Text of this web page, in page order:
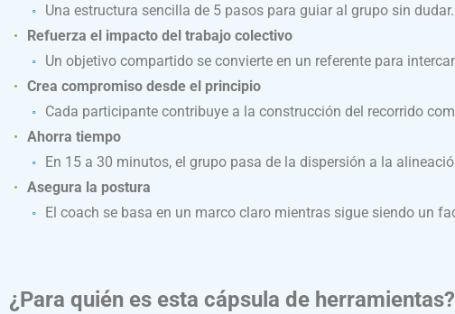
Una estructura sencilla de 5 pasos para guiar al grupo sin dudar.
Refuerza el impacto del trabajo colectivo
Un objetivo compartido se convierte en un referente para
Crea compromiso desde el principio
Cada participante contribuye a la construcción del recorrido
Ahorra tiempo
En 15 a 30 minutos, el grupo pasa de la dispersión a la
Asegura la postura
El coach se basa en un marco claro mientras sigue siendo un
¿Para quién es esta cápsula de herramientas?